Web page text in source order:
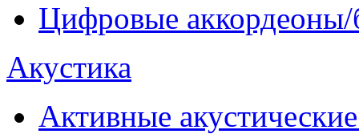
Цифровые
Акустика
Активные